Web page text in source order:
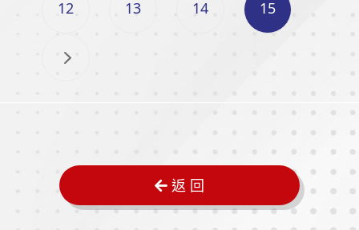
12 13 14 15
返 回